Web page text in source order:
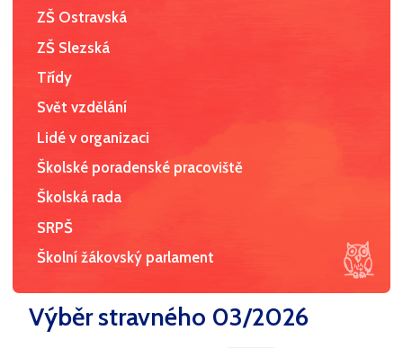
ZŠ Ostravská
ZŠ Slezská
Třídy
Svět vzdělání
Lidé v organizaci
Školské poradenské pracoviště
Školská rada
SRPŠ
Školní žákovský parlament
Výběr stravného 03/2026